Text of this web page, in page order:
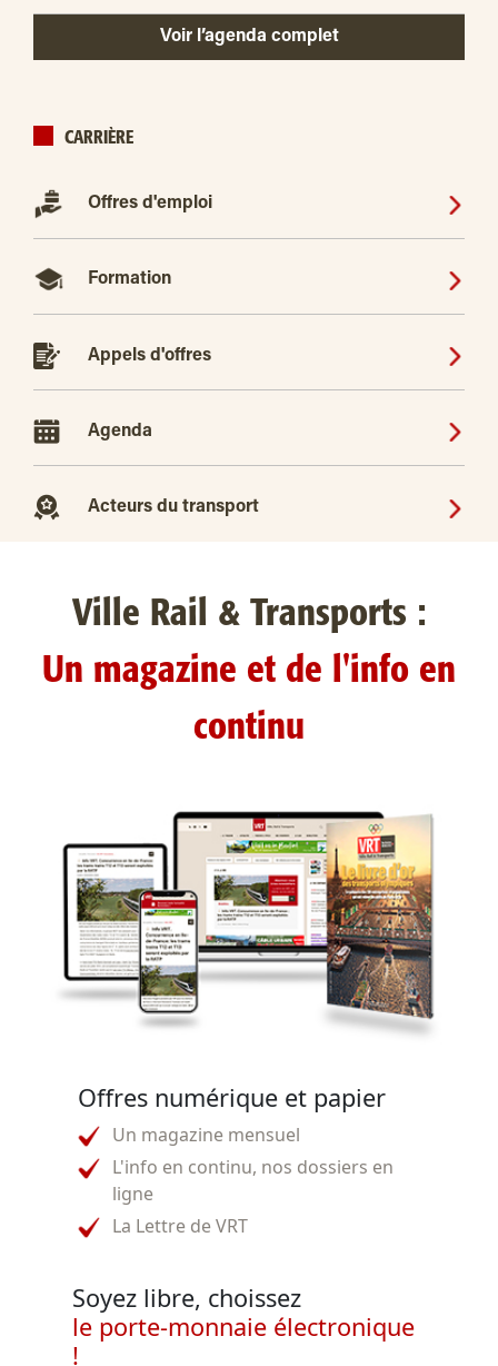
Voir l’agenda complet
CARRIÈRE
Offres d'emploi
Formation
Appels d'offres
Agenda
Acteurs du transport
Ville Rail & Transports :
Un magazine et de l'info en
continu
Offres numérique et papier
Un magazine mensuel
L'info en continu, nos dossiers en
ligne
La Lettre de VRT
Soyez libre, choissez
le porte-monnaie électronique
!